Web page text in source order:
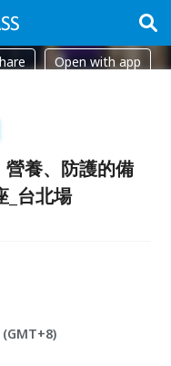
Open with app
營養、防護的備
_台北場